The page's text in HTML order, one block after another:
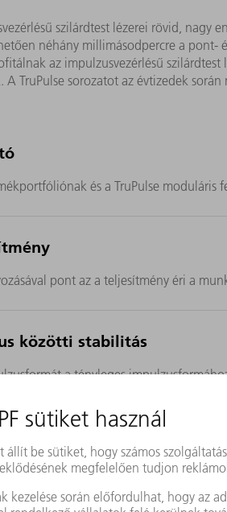
szilárdtest lézerei rövid,
néhány millimásodpercre a pont-
az impulzusvezérlésű
TruPulse sorozatot az évtizedek
és a TruPulse moduláris
pont az a teljesítmény éri a
közötti stabilitás
a tényleges
teljesítményt a Burst-funkcióval.